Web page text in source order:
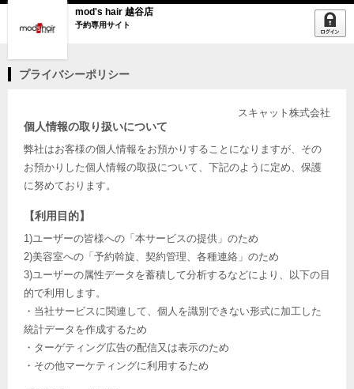
mod's hair 越谷店
予約専用サイト
プライバシーポリシー
スキャット株式会社
個人情報の取り扱いについて
弊社はお客様の個人情報をお預かりすることになりますが、その
お預かりした個人情報の取扱について、下記のように定め、保護
に努めております。
【利用目的】
1)ユーザーの皆様への「本サービスの提供」のため
2)美容室への「予約斡旋、契約管理、各種連絡」のため
3)ユーザーの属性データを蓄積して分析するなどにより、以下の目
的で利用します。
・当社サービスに関連して、個人を識別できない形式に加工した
統計データを作成するため
・ターゲティング広告の配信又は表示のため
・その他マーケティングに利用するため